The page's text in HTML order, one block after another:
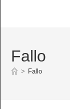
Fallo
> Fallo